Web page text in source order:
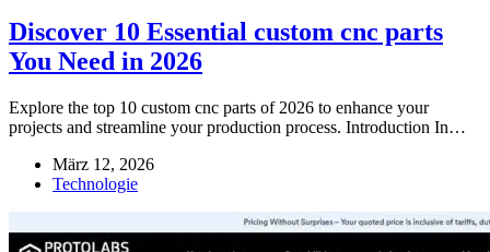
Discover 10 Essential custom cnc parts
You Need in 2026
Explore the top 10 custom cnc parts of 2026 to enhance your
projects and streamline your production process. Introduction In…
März 12, 2026
Technologie